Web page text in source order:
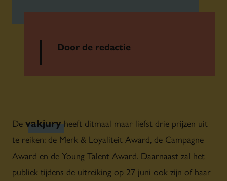
Door de redactie
De vakjuryheeft ditmaal maar liefst drie prijzen uit
te reiken: de Merk & Loyaliteit Award, de Campagne
Award en de Young Talent Award. Daarnaast zal het
publiek tijdens de uitreiking op 27 juni ook zijn of haar